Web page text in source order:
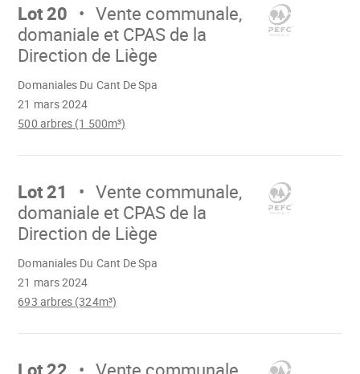
Lot 20
Vente communale,
domaniale et CPAS de la
Direction de Liège
21 mars 2024
Domaniales Du Cant De Spa
500 arbres (1 500m³)
Aller
Lot 21
Vente communale,
domaniale et CPAS de la
Direction de Liège
21 mars 2024
Domaniales Du Cant De Spa
693 arbres (324m³)
Aller